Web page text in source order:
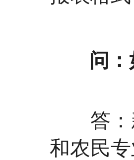
问：如
答：新
和农民